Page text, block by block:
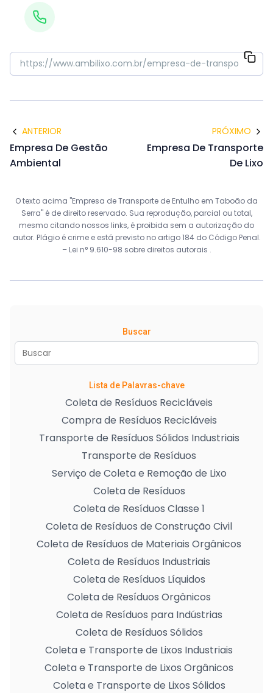
ANTERIOR
Empresa De Gestão
Ambiental
PRÓXIMO
Empresa De Transporte
De Lixo
O texto acima "Empresa de Transporte de Entulho em Taboão da
Serra" é de direito reservado. Sua reprodução, parcial ou total,
mesmo citando nossos links, é proibida sem a autorização do
autor. Plágio é crime e está previsto no artigo 184 do Código Penal.
– Lei n° 9.610-98 sobre direitos autorais .
Buscar
Lista de Palavras-chave
Coleta de Resíduos Recicláveis
Compra de Resíduos Recicláveis
Transporte de Resíduos Sólidos Industriais
Transporte de Resíduos
Serviço de Coleta e Remoção de Lixo
Coleta de Resíduos
Coleta de Resíduos Classe 1
Coleta de Resíduos de Construção Civil
Coleta de Resíduos de Materiais Orgânicos
Coleta de Resíduos Industriais
Coleta de Resíduos Líquidos
Coleta de Resíduos Orgânicos
Coleta de Resíduos para Indústrias
Coleta de Resíduos Sólidos
Coleta e Transporte de Lixos Industriais
Coleta e Transporte de Lixos Orgânicos
Coleta e Transporte de Lixos Sólidos